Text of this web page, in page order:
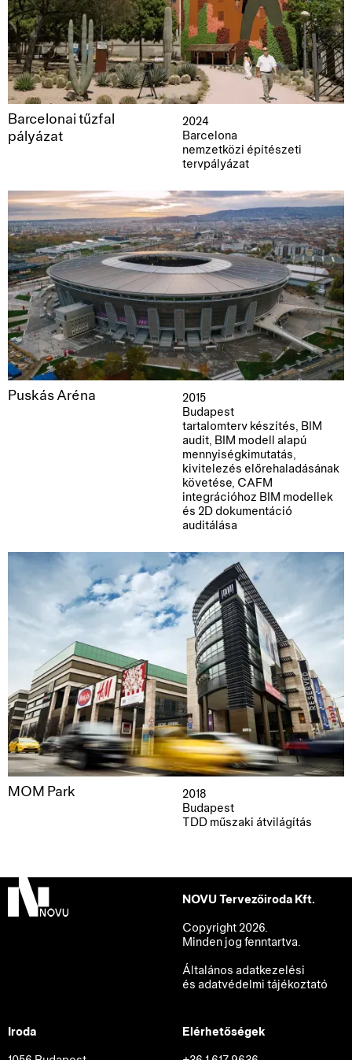
Barcelonai tűzfal
pályázat
2024
Barcelona
nemzetközi építészeti
tervpályázat
Puskás Aréna
2015
Budapest
tartalomterv készítés, BIM
audit, BIM modell alapú
mennyiségkimutatás,
kivitelezés előrehaladásának
követése, CAFM
integrációhoz BIM modellek
és 2D dokumentáció
auditálása
MOM Park
2018
Budapest
TDD műszaki átvilágítás
NOVU Tervezőiroda Kft.
Copyright 2026.
Minden jog fenntartva.
Általános adatkezelési
és adatvédelmi tájékoztató
Iroda Elérhetőségek